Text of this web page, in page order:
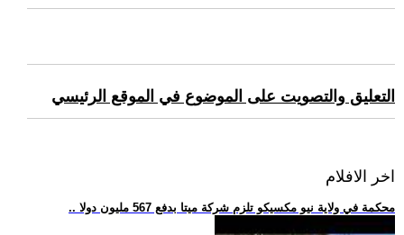
التعليق والتصويت على الموضوع في الموقع الرئيسي
اخر الافلام
.. محكمة في ولاية نيو مكسيكو تلزم شركة ميتا بدفع 567 مليون دولا